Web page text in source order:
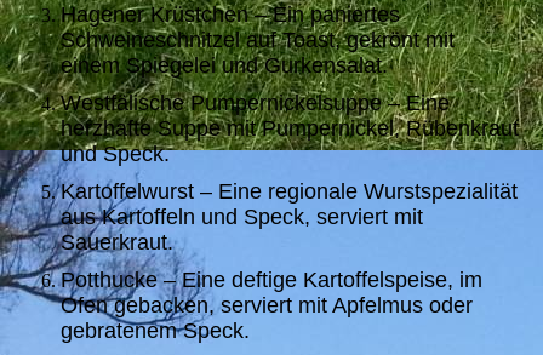
Hagener Krüstchen – Ein paniertes
Schweineschnitzel auf Toast, gekrönt mit
einem Spiegelei und Gurkensalat.
Westfälische Pumpernickelsuppe – Eine
herzhafte Suppe mit Pumpernickel, Rübenkraut
und Speck.
Kartoffelwurst – Eine regionale Wurstspezialität
aus Kartoffeln und Speck, serviert mit
Sauerkraut.
Potthucke – Eine deftige Kartoffelspeise, im
Ofen gebacken, serviert mit Apfelmus oder
gebratenem Speck.